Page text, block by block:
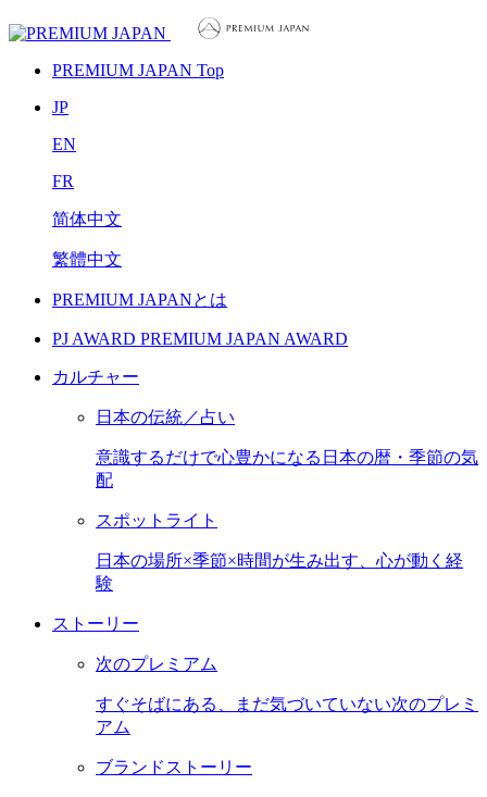
PREMIUM JAPAN Top
JP
EN
FR
简体中文
繁體中文
PREMIUM JAPANとは
PJ AWARD PREMIUM JAPAN AWARD
カルチャー
日本の伝統／占い
意識するだけで心豊かになる日本の暦・季節の気
配
スポットライト
日本の場所×季節×時間が生み出す、心が動く経
験
ストーリー
次のプレミアム
すぐそばにある、まだ気づいていない次のプレミ
アム
ブランドストーリー